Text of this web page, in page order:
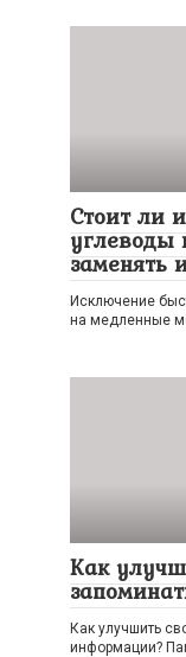
Стоит ли
углеводы
заменять
Исключение
на медленные
Как
Как улучшить
информации?